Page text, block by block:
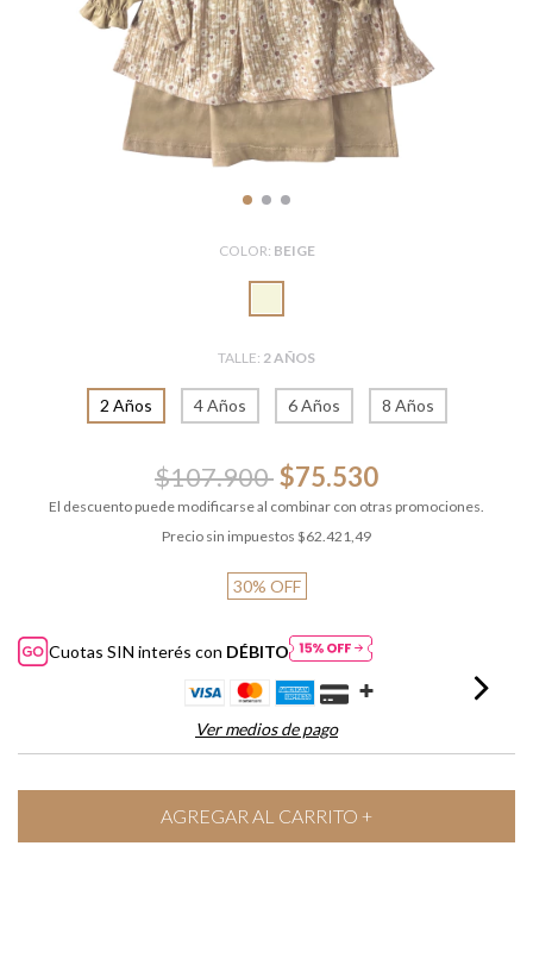
COLOR: BEIGE
TALLE: 2 AÑOS
2 Años 4 Años 6 Años 8 Años
$107.900$75.530
El descuento puede modificarse al combinar con otras promociones.
Precio sin impuestos $62.421,49
30% OFF
Cuotas SIN interés con DÉBITO
Ver medios de pago